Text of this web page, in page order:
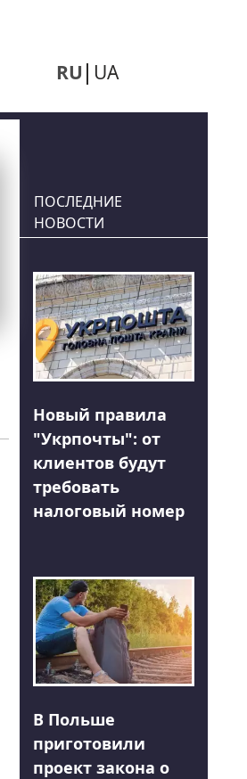
RU UA
ПОСЛЕДНИЕ
НОВОСТИ
Новый правила
"Укрпочты": от
клиентов будут
требовать
налоговый номер
В Польше
приготовили
проект закона о